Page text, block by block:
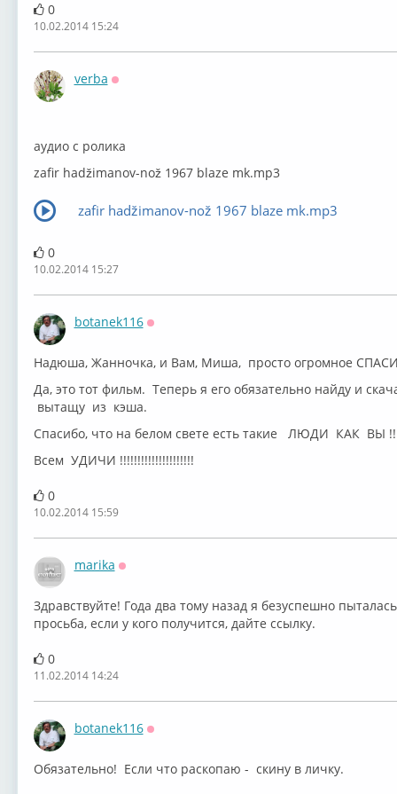
0
10.02.2014 15:24
verba
аудио с ролика
zafir hadžimanov-nož 1967 blaze mk.mp3
zafir hadžimanov-nož 1967 blaze mk.mp3
0
10.02.2014 15:27
botanek116
Надюша, Жанночка, и Вам, Миша, просто огромное
Да, это тот фильм. Теперь я его обязательно найду и
вытащу из кэша.
Спасибо, что на белом свете есть такие ЛЮДИ КАК ВЫ
Всем УДИЧИ !!!!!!!!!!!!!!!!!!!!!
0
10.02.2014 15:59
marika
Здравствуйте! Года два тому назад я безуспешно
просьба, если у кого получится, дайте ссылку.
0
11.02.2014 14:24
botanek116
Обязательно! Если что раскопаю - скину в личку.